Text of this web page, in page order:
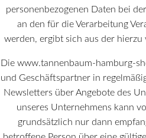
personenbezogenen Daten bei
an den für die Verarbeitung
werden, ergibt sich aus der hierzu
Die www.tannenbaum-hamburg-
und Geschäftspartner in
Newsletters über Angebote des
unseres Unternehmens kann
grundsätzlich nur dann